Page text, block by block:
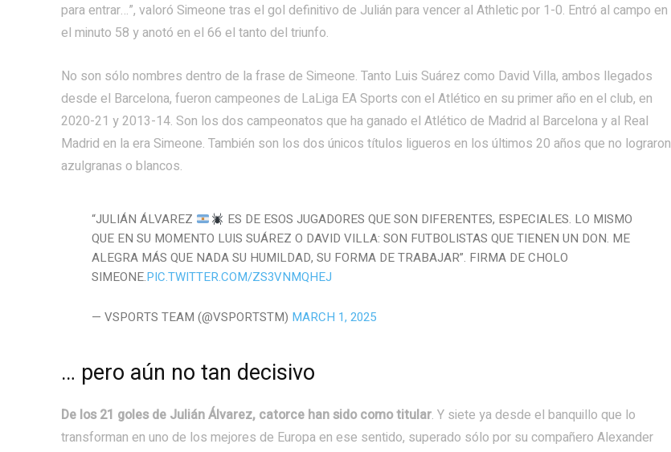
para entrar…”, valoró Simeone tras el gol definitivo de Julián para vencer al Athletic por 1-0. Entró al campo en
el minuto 58 y anotó en el 66 el tanto del triunfo.
No son sólo nombres dentro de la frase de Simeone. Tanto Luis Suárez como David Villa, ambos llegados
desde el Barcelona, fueron campeones de LaLiga EA Sports con el Atlético en su primer año en el club, en
2020-21 y 2013-14. Son los dos campeonatos que ha ganado el Atlético de Madrid al Barcelona y al Real
Madrid en la era Simeone. También son los dos únicos títulos ligueros en los últimos 20 años que no lograron
azulgranas o blancos.
“JULIÁN ÁLVAREZ
ES DE ESOS JUGADORES QUE SON DIFERENTES, ESPECIALES. LO MISMO
QUE EN SU MOMENTO LUIS SUÁREZ O DAVID VILLA: SON FUTBOLISTAS QUE TIENEN UN DON. ME
ALEGRA MÁS QUE NADA SU HUMILDAD, SU FORMA DE TRABAJAR”. FIRMA DE CHOLO
SIMEONE.PIC.TWITTER.COM/ZS3VNMQHEJ
— VSPORTS TEAM (@VSPORTSTM) MARCH 1, 2025
… pero aún no tan decisivo
De los 21 goles de Julián Álvarez, catorce han sido como titular. Y siete ya desde el banquillo que lo
transforman en uno de los mejores de Europa en ese sentido, superado sólo por su compañero Alexander